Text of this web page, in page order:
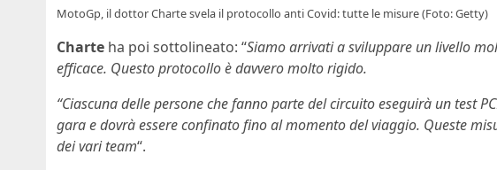
MotoGp, il dottor Charte svela il protocollo anti Covid: tutte le misure (Foto: Getty)
Charte ha poi sottolineato: “Siamo arrivati ​​a sviluppare un livello
efficace. Questo protocollo è davvero molto rigido.
“Ciascuna delle persone che fanno parte del circuito eseguirà un test
gara e dovrà essere confinato fino al momento del viaggio. Queste
dei vari team“.